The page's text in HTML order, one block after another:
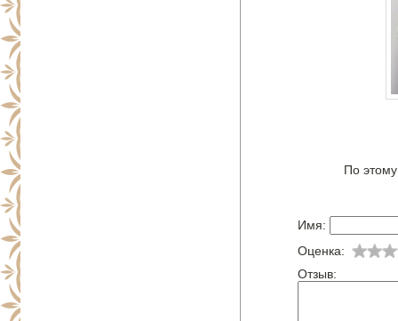
По
Имя:
Оценка:
Отзыв: